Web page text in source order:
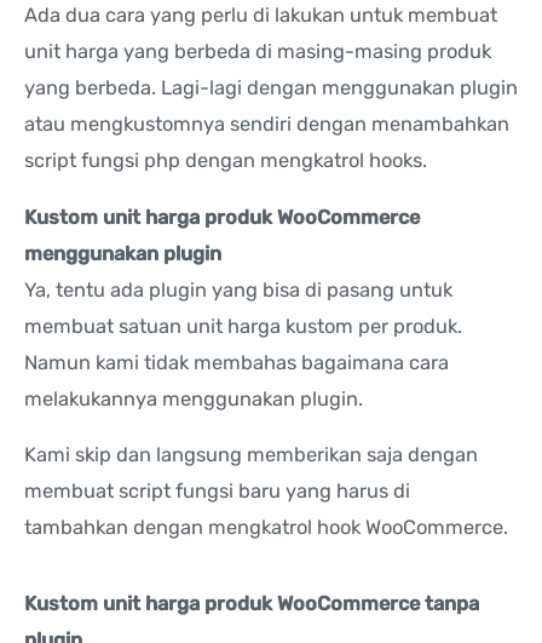
Ada dua cara yang perlu di lakukan untuk membuat
unit harga yang berbeda di masing-masing produk
yang berbeda. Lagi-lagi dengan menggunakan plugin
atau mengkustomnya sendiri dengan menambahkan
script fungsi php dengan mengkatrol hooks.
Kustom unit harga produk WooCommerce
menggunakan plugin
Ya, tentu ada plugin yang bisa di pasang untuk
membuat satuan unit harga kustom per produk.
Namun kami tidak membahas bagaimana cara
melakukannya menggunakan plugin.
Kami skip dan langsung memberikan saja dengan
membuat script fungsi baru yang harus di
tambahkan dengan mengkatrol hook WooCommerce.
Kustom unit harga produk WooCommerce tanpa